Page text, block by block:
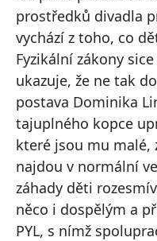
prostředků divadla
vychází z toho, co
Fyzikální zákony
ukazuje, že ne tak
postava Dominika
tajuplného kopce
které jsou mu malé,
najdou v normální
záhady děti
něco i dospělým a
PYL, s nímž